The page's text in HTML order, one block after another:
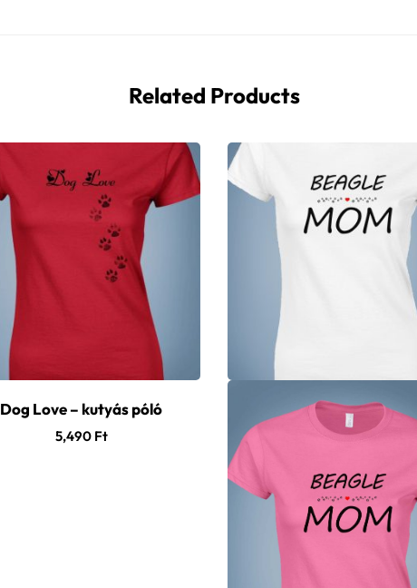
Related Products
Dog Love – kutyás póló
5,490 Ft